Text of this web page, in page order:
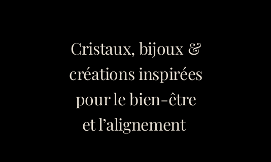
Cristaux, bijoux &
créations inspirées
pour le bien-être
et l’alignement